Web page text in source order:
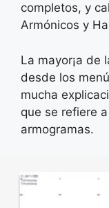
completos, y
Armónicos y
La mayor¡a de
desde los
mucha
que se refiere
armogramas.